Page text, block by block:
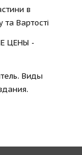
в
Вартості
ЦЕНЫ -
Виды